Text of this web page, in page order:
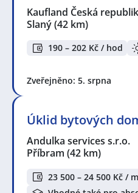
Kaufland Česká
Slaný(42 km)
190 – 202 Kč / hod
Zveřejněno: 5. srpna
Úklid bytových
Andulka services s.r.o.
Příbram (42 km)
23 500 – 24 500 Kč /